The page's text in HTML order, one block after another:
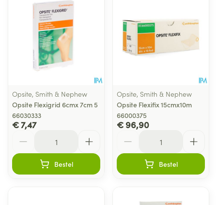
Opsite, Smith & Nephew
Opsite Flexigrid 6cmx 7cm 5
66030333
€ 7,47
Bestel
Opsite, Smith & Nephew
Opsite Flexifix 15cmx10m
66000375
€ 96,90
Bestel